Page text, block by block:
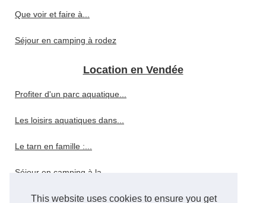
This website uses cookies to ensure you get
Que voir et faire à...
Séjour en camping à rodez
Location en Vendée
Profiter d'un parc aquatique...
Les loisirs aquatiques dans...
Le tarn en famille :...
Séjour en camping à la...
Hébergement à la rochelle :...